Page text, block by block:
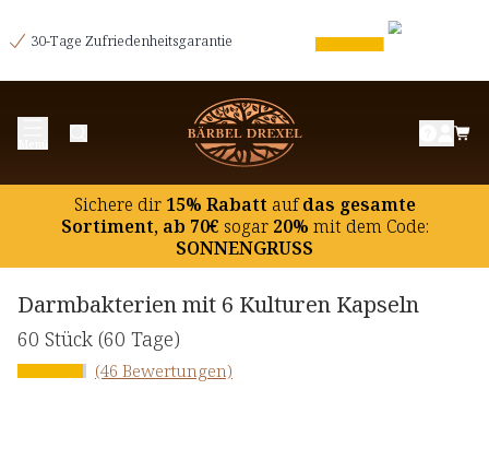
30-Tage Zufriedenheitsgarantie
Sichere dir15% Rabatt aufdas gesamte
Sortiment, ab 70€ sogar20% mit dem Code:
SONNENGRUSS
Darmbakterien mit 6 Kulturen Kapseln
60 Stück (60 Tage)
(46 Bewertungen)